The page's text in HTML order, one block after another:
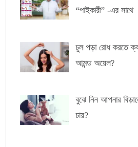
“পাইকারী” -এর সাথে
চুল পড়া রোধ করতে
আমন্ড অয়েল?
বুঝে নিন আপনার
চায়?